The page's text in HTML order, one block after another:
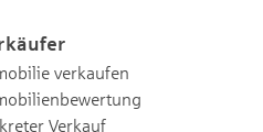
verkaufen
Verkauf